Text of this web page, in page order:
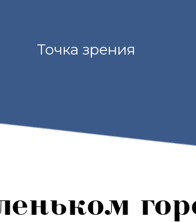
Точка зрения